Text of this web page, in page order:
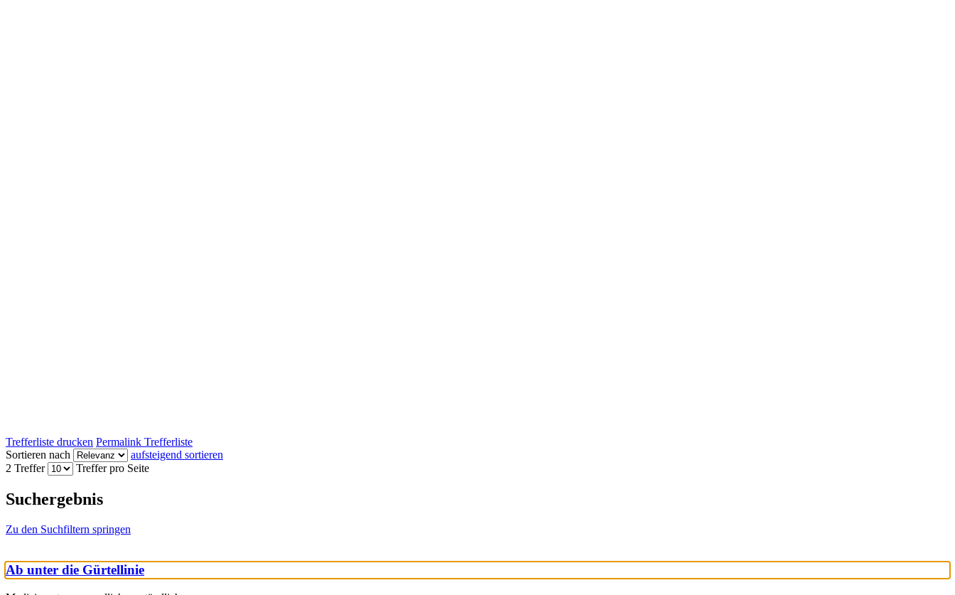
Trefferliste drucken Permalink Trefferliste
Sortieren nach
aufsteigend sortieren
2 Treffer
Treffer pro Seite
Suchergebnis
Zu den Suchfiltern springen
Ab unter die Gürtellinie